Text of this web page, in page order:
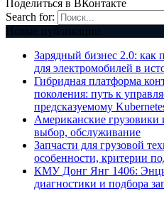
Поделиться в ВКонтакте
Search for:
Новые публикации
Зарядный бизнес 2.0: как
для электромобилей в
Гибридная платформа
поколения: путь к
предсказуемому
Американские грузовики
выбор, обслуживание
Запчасти для грузовой
особенности, критерии
КМУ Донг Янг 1406:
диагностики и подбора